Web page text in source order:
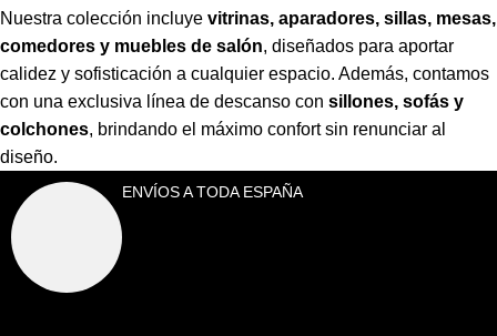
Nuestra colección incluye vitrinas, aparadores, sillas, mesas,
comedores y muebles de salón, diseñados para aportar
calidez y sofisticación a cualquier espacio. Además, contamos
con una exclusiva línea de descanso con sillones, sofás y
colchones, brindando el máximo confort sin renunciar al
diseño.
ENVÍOS A TODA ESPAÑA